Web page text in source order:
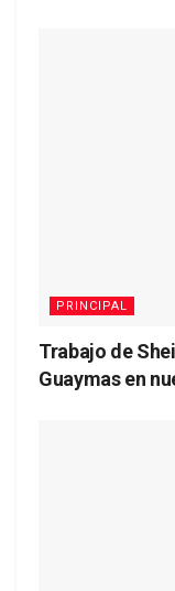
PRINCIPAL
Trabajo de
Guaymas en